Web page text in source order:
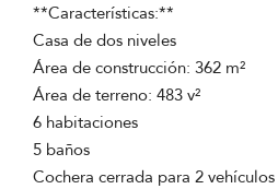
**Características:**
Casa de dos niveles
Área de construcción: 362 m²
Área de terreno: 483 v²
6 habitaciones
5 baños
Cochera cerrada para 2 vehículos